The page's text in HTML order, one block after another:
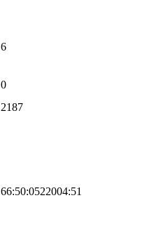
6
0
2187
66:50:0522004:51